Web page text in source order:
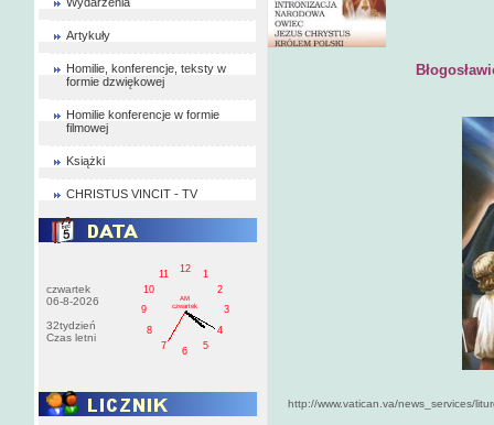
Artykuły
Homilie, konferencje, teksty w
formie dzwiękowej
Homilie konferencje w formie
filmowej
Książki
CHRISTUS VINCIT - TV
czwartek
06-8-2026
32tydzień
Czas letni
1
2
3
4
5
6
7
8
9
10
11
12
AM
czwartek
http://www.vatican.va/news_services/